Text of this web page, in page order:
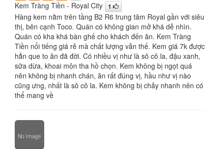
Kem Tràng Tiền - Royal City 1
Hàng kem nằm trên tầng B2 R6 trung tâm Royal gần với siêu
thị, bên cạnh Toco. Quán có không gian mở khá dễ nhìn.
Quán có kha khá bàn ghế cho khách đến ăn. Kem Tràng
Tiền nổi tiếng giá rẻ mà chất lượng vẫn thế. Kem giá 7k được
hẳn que to ăn đã đời. Có nhiều vị như là sô cô la, đậu xanh,
sữa dừa, khoai môn tha hồ chọn. Kem không bị ngọt quá
nên không bị nhanh chán, ăn rất đúng vị, hầu như vị nào
cũng ưng, nhất là sô cô la. Kem không bị chảy nhanh nên có
thể mang về